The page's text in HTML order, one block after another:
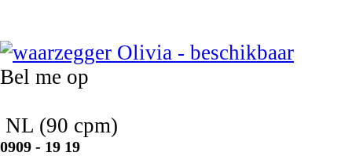
Bel me op
NL (90 cpm)
0909 - 19 19